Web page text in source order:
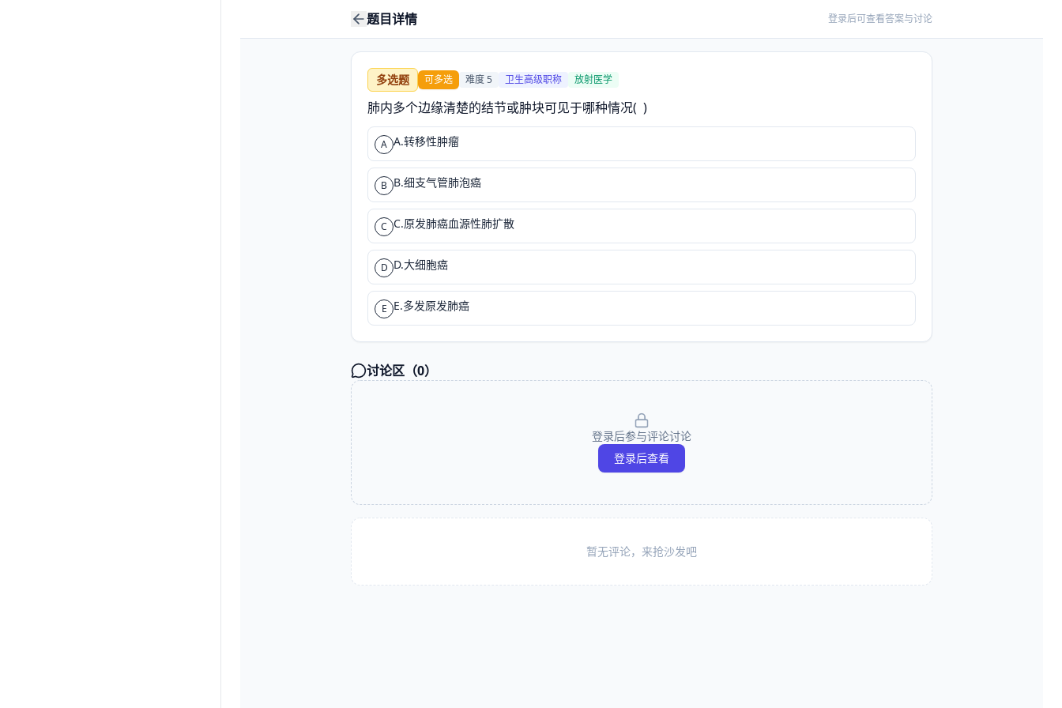
题目详情 登录后可查看答案与讨论
多选题 可多选 难度5 卫生高级职称 放射医学
肺内多个边缘清楚的结节或肿块可见于哪种情况(  )
A A.转移性肿瘤
B B.细支气管肺泡癌
C C.原发肺癌血源性肺扩散
D D.大细胞癌
E E.多发原发肺癌
讨论区（0）
登录后参与评论讨论
登录后查看
暂无评论，来抢沙发吧